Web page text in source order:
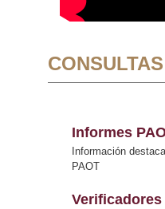
Informes
Información
PAOT
Verificadores